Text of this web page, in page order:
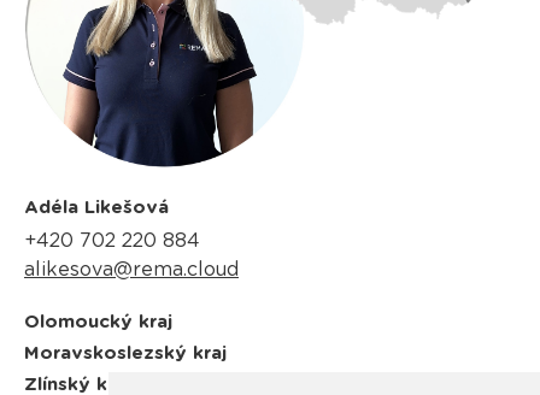
Adéla Likešová
+420 702 220 884
alikesova@rema.cloud
Olomoucký kraj
Moravskoslezský kraj
Zlínský kraj